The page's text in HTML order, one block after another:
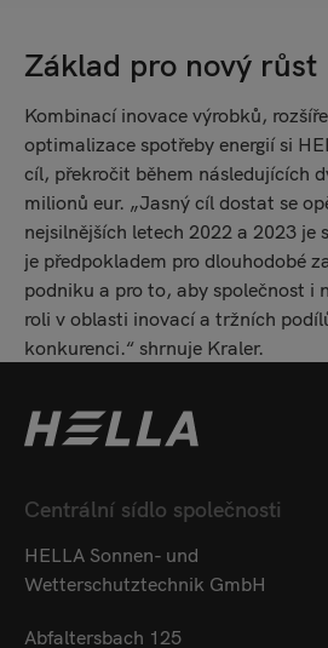
Základ pro nový růst
Kombinací inovace výrobků,
optimalizace spotřeby energií si
cíl, překročit během následujících
milionů eur. „Jasný cíl dostat se
nejsilnějších letech 2022 a 2023 je
je předpokladem pro dlouhodobé
podniku a pro to, aby společnost i
roli v oblasti inovací a tržních
konkurenci.“ shrnuje Kraler.
Centrální sídlo společnosti
HELLA Sonnen- und
Wetterschutztechnik GmbH
Abfaltersbach 125